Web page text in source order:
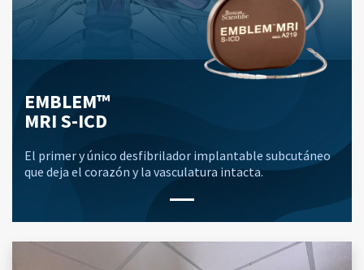
EMBLEM™
MRI S-ICD
El primer y único desfibrilador implantable subcutáneo
que deja el corazón y la vasculatura intacta.